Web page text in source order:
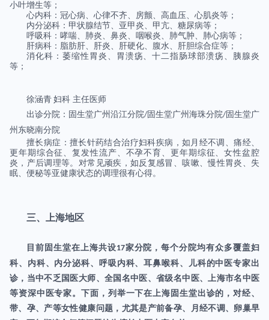
小叶增生等；
心内科：冠心病、心律不齐、房颤、高血压、心肌炎等；
内分泌科：甲状腺结节、亚甲炎、甲亢、糖尿病等；
呼吸科：哮喘、肺炎、鼻炎、咽喉炎、肺气肿、肺心病等；
肝病科：脂肪肝、肝炎、肝硬化、腹水、肝胆综合症等；
消化科：萎缩性胃炎、胃溃疡、十二指肠球部溃疡、胰腺炎
等；
徐涵青 妇科 主任医师
出诊分院：固生堂广州沿江分院/固生堂广州海珠分院/固生堂广
州东晓南分院
擅长病症：擅长针药结合治疗妇科疾病，如月经不调、痛经、
更年期综合征、复发性流产、不孕不育、更年期综征、女性盆腔
炎，产后调理等。对常见顽疾，如反复感冒、咳嗽、慢性胃炎、失
眠、便秘等亚健康状态的调理很有心得。
三、上海地区
目前固生堂在上海共设17家分院，每个分院均有众多覆盖妇
科、内科、内分泌科、呼吸内科、耳鼻喉科、儿科的中医专家出
诊，当中不乏国医大师、全国名中医、省级名中医、上海市名中医
等资深中医专家。下面，列举一下在上海固生堂出诊的，对经、
带、孕、产等女性健康问题，尤其是产前备孕、月经不调、卵巢早